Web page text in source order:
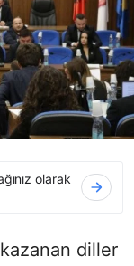
olarak
diller